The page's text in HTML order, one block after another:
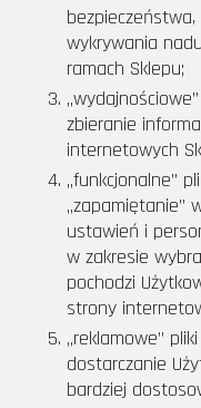
wykrywania
ramach Sklepu;
zbieranie
internetowych
„funkcjonalne”
„zapamiętanie”
ustawień i
w zakresie
pochodzi
strony
„reklamowe”
dostarczanie
bardziej